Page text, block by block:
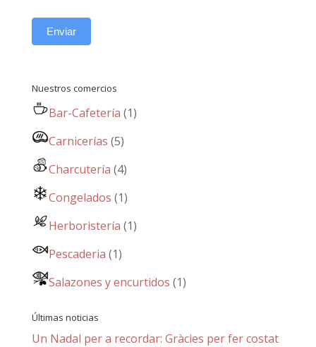
Enviar
Nuestros comercios
Bar-Cafetería (1)
Carnicerías (5)
Charcutería (4)
Congelados (1)
Herboristería (1)
Pescaderia (1)
Salazones y encurtidos (1)
Últimas noticias
Un Nadal per a recordar: Gràcies per fer costat